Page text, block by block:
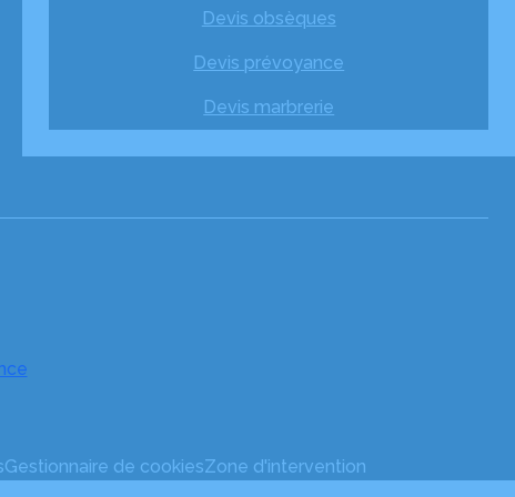
Devis obsèques
Devis prévoyance
Devis marbrerie
Gestionnaire de cookiesZone d'intervention